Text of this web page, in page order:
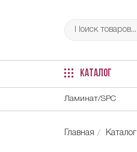
КАТАЛОГ
Ламинат/SPC
Главная Каталог